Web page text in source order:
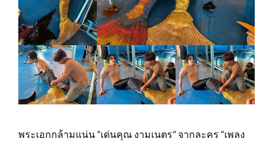
พระเอกกล้ามแน่น “เด่นคุณ งามเนตร” จากละคร “เพลง